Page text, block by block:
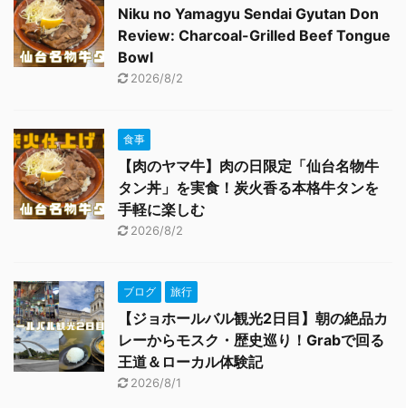
Niku no Yamagyu Sendai Gyutan Don
Review: Charcoal-Grilled Beef Tongue
Bowl
2026/8/2
食事
【肉のヤマ牛】肉の日限定「仙台名物牛
タン丼」を実食！炭火香る本格牛タンを
手軽に楽しむ
2026/8/2
ブログ 旅行
【ジョホールバル観光2日目】朝の絶品カ
レーからモスク・歴史巡り！Grabで回る
王道＆ローカル体験記
2026/8/1